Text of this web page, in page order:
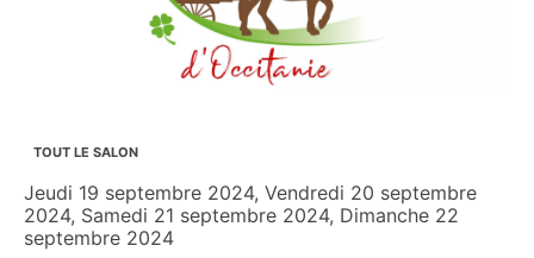
TOUT LE SALON
Jeudi 19 septembre 2024, Vendredi 20 septembre
2024, Samedi 21 septembre 2024, Dimanche 22
septembre 2024